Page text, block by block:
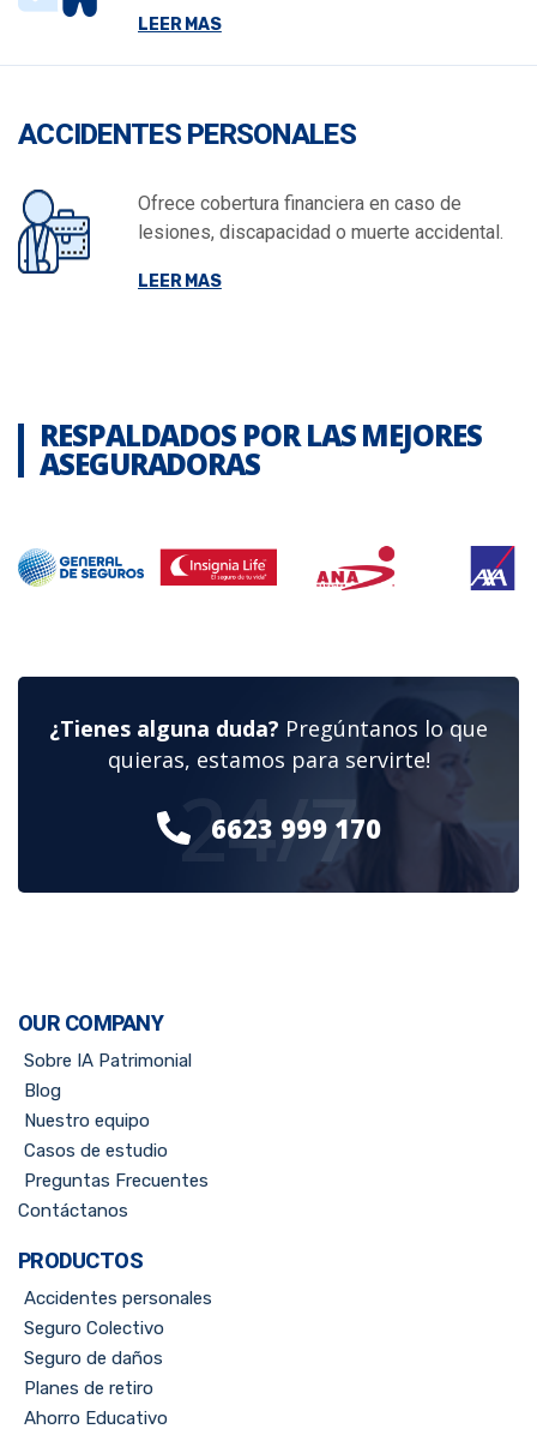
LEER MAS
ACCIDENTES PERSONALES
Ofrece cobertura financiera en caso de
lesiones, discapacidad o muerte accidental.
LEER MAS
RESPALDADOS POR LAS MEJORES
ASEGURADORAS
¿Tienes alguna duda? Pregúntanos lo que
quieras, estamos para servirte!
6623 999 170
24/7
OUR COMPANY
Sobre IA Patrimonial
Blog
Nuestro equipo
Casos de estudio
Preguntas Frecuentes
Contáctanos
PRODUCTOS
Accidentes personales
Seguro Colectivo
Seguro de daños
Planes de retiro
Ahorro Educativo